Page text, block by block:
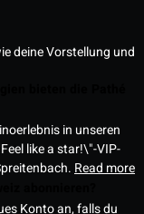
deine Vorstellung und
in unseren
like a star!\"-VIP-
Read more
Konto an, falls du